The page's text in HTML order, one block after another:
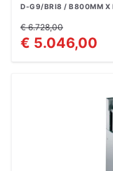
D-G9/BRI8 / B800MM X
€ 6.728,00
€ 5.046,00